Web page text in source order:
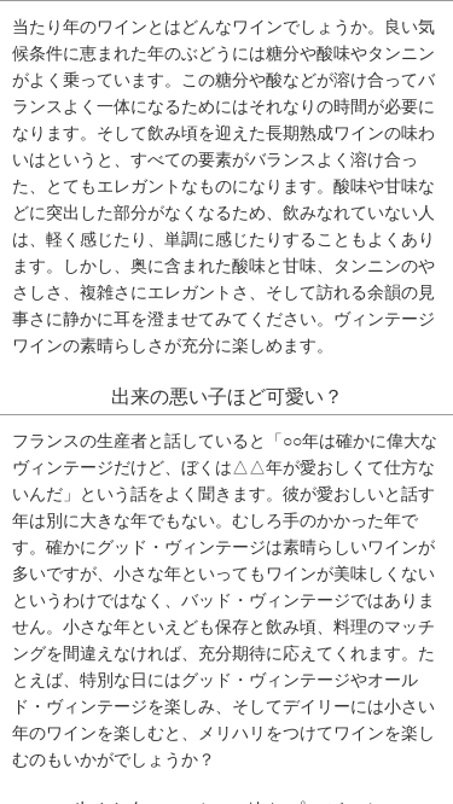
当たり年のワインとはどんなワインでしょうか。良い気
候条件に恵まれた年のぶどうには糖分や酸味やタンニン
がよく乗っています。この糖分や酸などが溶け合ってバ
ランスよく一体になるためにはそれなりの時間が必要に
なります。そして飲み頃を迎えた長期熟成ワインの味わ
いはというと、すべての要素がバランスよく溶け合っ
た、とてもエレガントなものになります。酸味や甘味な
どに突出した部分がなくなるため、飲みなれていない人
は、軽く感じたり、単調に感じたりすることもよくあり
ます。しかし、奥に含まれた酸味と甘味、タンニンのや
さしさ、複雑さにエレガントさ、そして訪れる余韻の見
事さに静かに耳を澄ませてみてください。ヴィンテージ
ワインの素晴らしさが充分に楽しめます。
出来の悪い子ほど可愛い？
フランスの生産者と話していると「○○年は確かに偉大な
ヴィンテージだけど、ぼくは△△年が愛おしくて仕方な
いんだ」という話をよく聞きます。彼が愛おしいと話す
年は別に大きな年でもない。むしろ手のかかった年で
す。確かにグッド・ヴィンテージは素晴らしいワインが
多いですが、小さな年といってもワインが美味しくない
というわけではなく、バッド・ヴィンテージではありま
せん。小さな年といえども保存と飲み頃、料理のマッチ
ングを間違えなければ、充分期待に応えてくれます。た
とえば、特別な日にはグッド・ヴィンテージやオール
ド・ヴィンテージを楽しみ、そしてデイリーには小さい
年のワインを楽しむと、メリハリをつけてワインを楽し
むのもいかがでしょうか？